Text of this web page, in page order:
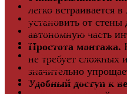
легко
установить от
автономную часть
Простота монтажа.
не требует сложных
значительно
Удобный доступ к
Комплектующие
Клей для паркета и
Дверная фурнитура
Кровля
Регулируемые опоры
Ступени из ДПК